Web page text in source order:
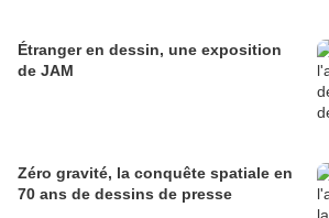
Étranger en dessin, une exposition
de JAM
Zéro gravité, la conquête spatiale en
70 ans de dessins de presse